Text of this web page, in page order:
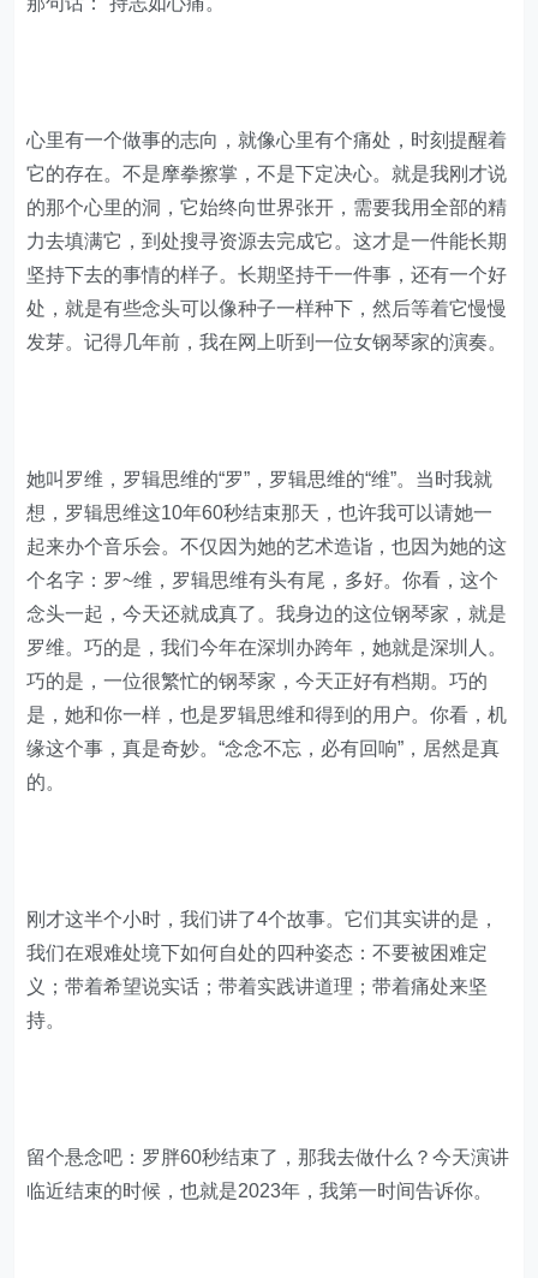
心里有一个做事的志向，就像心里有个痛处，时刻提醒着
它的存在。不是摩拳擦掌，不是下定决心。就是我刚才说
的那个心里的洞，它始终向世界张开，需要我用全部的精
力去填满它，到处搜寻资源去完成它。这才是一件能长期
坚持下去的事情的样子。长期坚持干一件事，还有一个好
处，就是有些念头可以像种子一样种下，然后等着它慢慢
发芽。记得几年前，我在网上听到一位女钢琴家的演奏。
她叫罗维，罗辑思维的“罗”，罗辑思维的“维”。当时我就
想，罗辑思维这10年60秒结束那天，也许我可以请她一
起来办个音乐会。不仅因为她的艺术造诣，也因为她的这
个名字：罗~维，罗辑思维有头有尾，多好。你看，这个
念头一起，今天还就成真了。我身边的这位钢琴家，就是
罗维。巧的是，我们今年在深圳办跨年，她就是深圳人。
巧的是，一位很繁忙的钢琴家，今天正好有档期。巧的
是，她和你一样，也是罗辑思维和得到的用户。你看，机
缘这个事，真是奇妙。“念念不忘，必有回响”，居然是真
的。
刚才这半个小时，我们讲了4个故事。它们其实讲的是，
我们在艰难处境下如何自处的四种姿态：不要被困难定
义；带着希望说实话；带着实践讲道理；带着痛处来坚
持。
留个悬念吧：罗胖60秒结束了，那我去做什么？今天演讲
临近结束的时候，也就是2023年，我第一时间告诉你。